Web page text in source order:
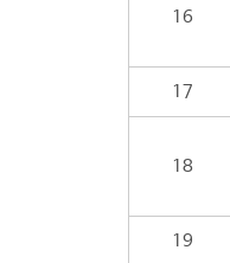
16
17
18
19